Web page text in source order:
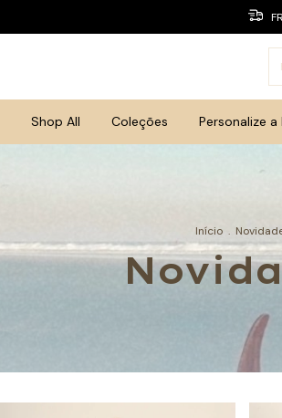
Shop All Coleções Personalize
Início .